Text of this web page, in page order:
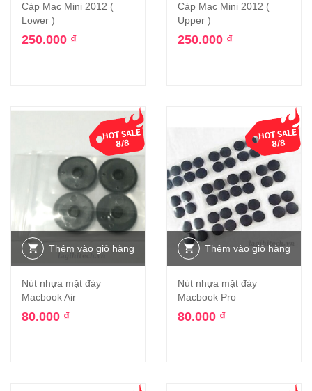
Cáp Mac Mini 2012 (
Lower )
250.000 ₫
Cáp Mac Mini 2012 (
Upper )
250.000 ₫
Thêm vào giỏ hàng
Nút nhựa mặt đáy
Macbook Air
80.000 ₫
Thêm vào giỏ hàng
Nút nhựa mặt đáy
Macbook Pro
80.000 ₫